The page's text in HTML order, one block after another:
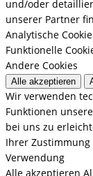
und/oder
unserer Partner
Analytische
Funktionelle
Andere Cookies
Alle akzeptieren
Wir verwenden
Funktionen
bei uns zu
Ihrer Zustimmung
Verwendung
Alle akzeptieren